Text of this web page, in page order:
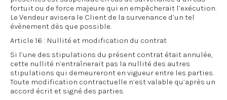
fortuit ou de force majeure qui en empêcherait l’exécution.
Le Vendeur avisera le Client de la survenance d’un tel
évènement dès que possible.
Article 16 : Nullité et modification du contrat
Si l’une des stipulations du présent contrat était annulée,
cette nullité n’entraînerait pas la nullité des autres
stipulations qui demeureront en vigueur entre les parties.
Toute modification contractuelle n’est valable qu’après un
accord écrit et signé des parties.